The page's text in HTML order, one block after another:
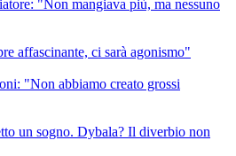
"Non mangiava più, ma nessuno
affascinante, ci sarà agonismo"
"Non abbiamo creato grossi
un sogno. Dybala? Il diverbio non